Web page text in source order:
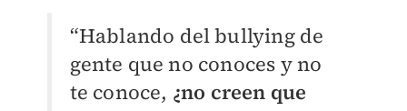
“Hablando del bullying de
gente que no conoces y no
te conoce, ¿no creen que